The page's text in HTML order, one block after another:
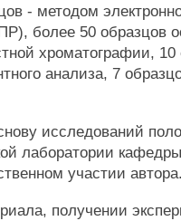
- методом
более 50 образцов
хроматографии, 10
анализа, 7
исследований
лаборатории
участии
получении